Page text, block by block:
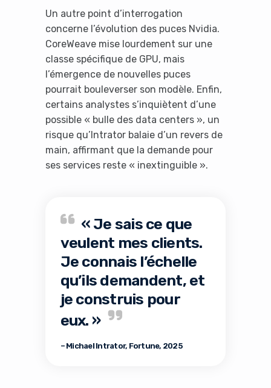
Un autre point d’interrogation
concerne l’évolution des puces Nvidia.
CoreWeave mise lourdement sur une
classe spécifique de GPU, mais
l’émergence de nouvelles puces
pourrait bouleverser son modèle. Enfin,
certains analystes s’inquiètent d’une
possible « bulle des data centers », un
risque qu’Intrator balaie d’un revers de
main, affirmant que la demande pour
ses services reste « inextinguible ».
« Je sais ce que
veulent mes clients.
Je connais l’échelle
qu’ils demandent, et
je construis pour
eux. »
– Michael Intrator, Fortune, 2025